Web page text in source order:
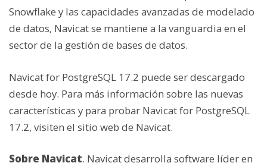
Snowflake y las capacidades avanzadas de modelado
de datos, Navicat se mantiene a la vanguardia en el
sector de la gestión de bases de datos.
Navicat for PostgreSQL 17.2 puede ser descargado
desde hoy. Para más información sobre las nuevas
características y para probar Navicat for PostgreSQL
17.2, visiten el sitio web de Navicat.
Sobre Navicat. Navicat desarrolla software líder en